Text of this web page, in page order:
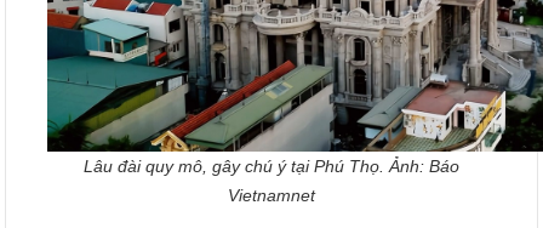
Lâu đài quy mô, gây chú ý tại Phú Thọ. Ảnh: Báo
Vietnamnet